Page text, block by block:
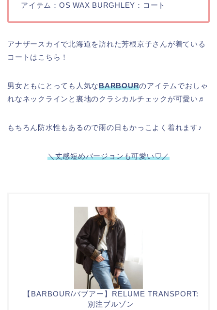
アイテム：OS WAX BURGHLEY：コート
アナザースカイで北海道を訪れた芳根京子さんが着ている
コートはこちら！
男女ともにとっても人気なBARBOURのアイテムでおしゃ
れなネックラインと裏地のクラシカルチェックが可愛い♬
もちろん防水性もあるので雨の日もかっこよく着れます♪
＼丈感短めバージョンも可愛い♡／
【BARBOUR/バブアー】RELUME TRANSPORT:
別注ブルゾン